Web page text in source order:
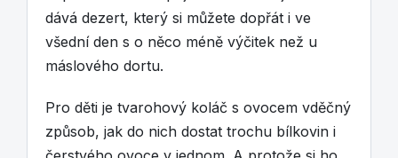
dává dezert, který si můžete dopřát i ve
všední den s o něco méně výčitek než u
máslového dortu.
Pro děti je tvarohový koláč s ovocem vděčný
způsob, jak do nich dostat trochu bílkovin i